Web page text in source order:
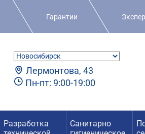
Гарантии
Лермонтова, 43
Пн-пт: 9:00-19:00
Разработка
Санитарно